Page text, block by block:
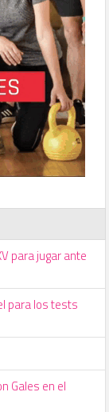
para jugar ante
para los tests
Gales en el